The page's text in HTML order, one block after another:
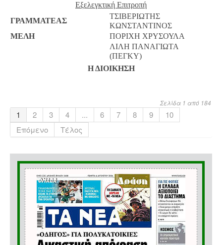
Εξελεγκτική Επιτροπή
ΓΡΑΜΜΑΤΕΑΣ
ΤΣΙΒΕΡΙΩΤΗΣ
ΚΩΝΣΤΑΝΤΙΝΟΣ
ΜΕΛΗ
ΠΟΡΙΧΗ ΧΡΥΣΟΥΛΑ
ΛΙΛΗ ΠΑΝΑΓΙΩΤΑ
(ΠΕΓΚΥ)
Η ΔΙΟΙΚΗΣΗ
Σελίδα 1 από 184
1 2 3 4 ... 6 7 8 9
10
Επόμενο
Τέλος